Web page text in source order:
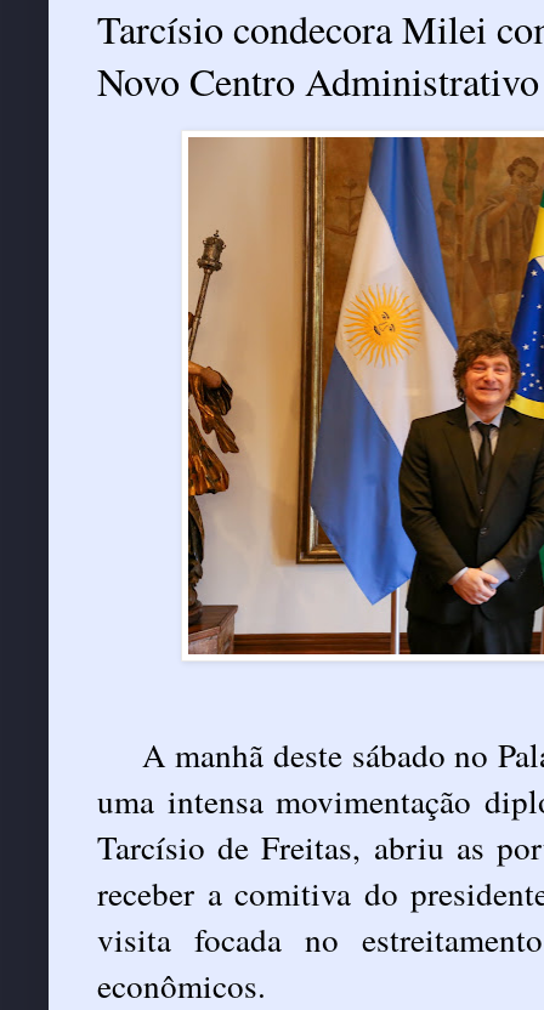
Tarcísio condecora Milei
Novo Centro
A manhã deste sábado no
uma intensa movimentação
Tarcísio de Freitas, abriu as
receber a comitiva do
visita focada no
econômicos.